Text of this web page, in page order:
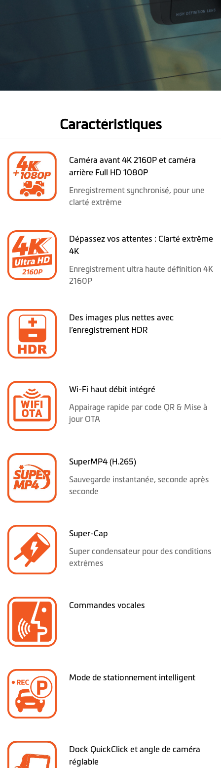
Caractéristiques
Caméra avant 4K 2160P et caméra
arrière Full HD 1080P
Enregistrement synchronisé, pour une
clarté extrême
Dépassez vos attentes : Clarté extrême
4K
Enregistrement ultra haute définition 4K
2160P
Des images plus nettes avec
l’enregistrement HDR
Wi-Fi haut débit intégré
Appairage rapide par code QR & Mise à
jour OTA
SuperMP4 (H.265)
Sauvegarde instantanée, seconde après
seconde
Super-Cap
Super condensateur pour des conditions
extrêmes
Commandes vocales
Mode de stationnement intelligent
Dock QuickClick et angle de caméra
réglable